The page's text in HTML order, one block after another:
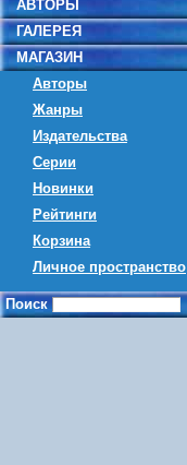
АВТОРЫ
ГАЛЕРЕЯ
МАГАЗИН
Авторы
Жанры
Издательства
Серии
Новинки
Рейтинги
Корзина
Личное пространство
Поиск